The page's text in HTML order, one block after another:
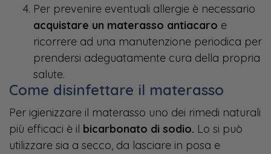
Per prevenire eventuali allergie è necessario
acquistare un materasso antiacaro e
ricorrere ad una manutenzione periodica per
prendersi adeguatamente cura della propria
salute.
Come disinfettare il materasso
Per igienizzare il materasso uno dei rimedi naturali
più efficaci è il bicarbonato di sodio. Lo si può
utilizzare sia a secco, da lasciare in posa e